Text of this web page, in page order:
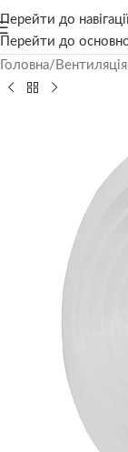
Перейти до
Перейти до
Головна/ Вентиляція